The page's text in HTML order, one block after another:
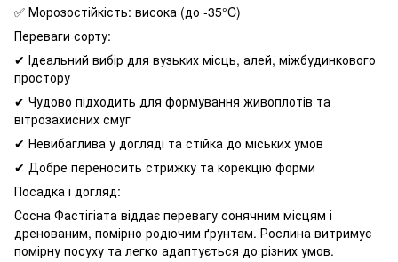
✅ Морозостійкість: висока (до -35°C)
Переваги сорту:
✔ Ідеальний вибір для вузьких місць, алей, міжбудинкового
простору
✔ Чудово підходить для формування живоплотів та
вітрозахисних смуг
✔ Невибаглива у догляді та стійка до міських умов
✔ Добре переносить стрижку та корекцію форми
Посадка і догляд:
Сосна Фастігіата віддає перевагу сонячним місцям і
дренованим, помірно родючим ґрунтам. Рослина витримує
помірну посуху та легко адаптується до різних умов.